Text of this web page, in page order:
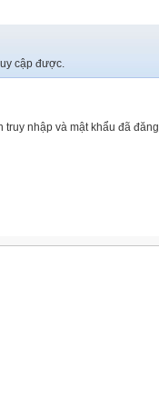
cập được.
truy nhập và mật khẩu đã đăng